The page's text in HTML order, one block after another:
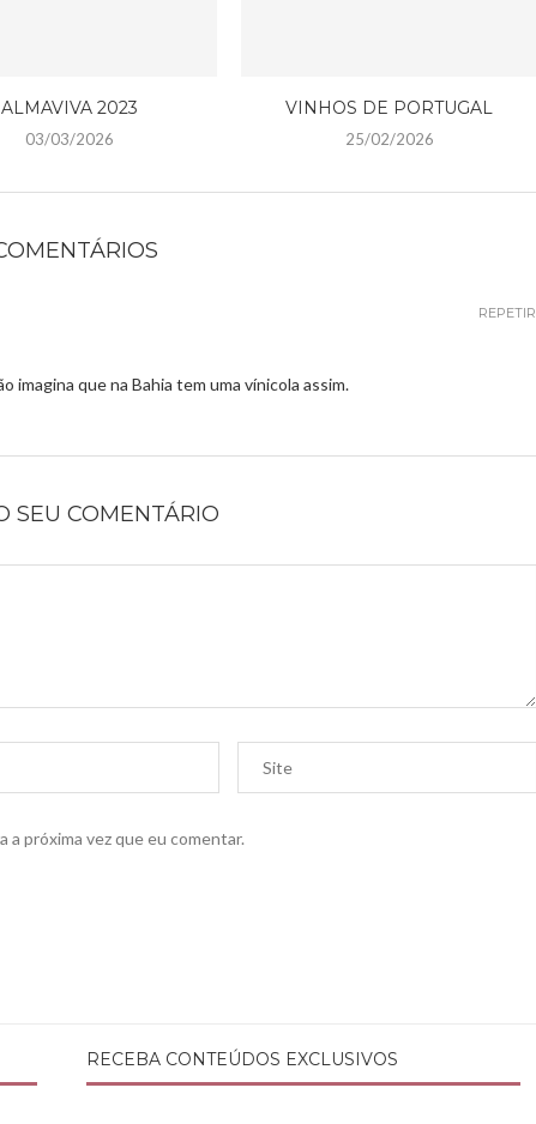
ALMAVIVA 2023
03/03/2026
VINHOS DE PORTUGAL
25/02/2026
imagina que na Bahia tem uma vínicola assim.
REPETIR
SEU COMENTÁRIO
a próxima vez que eu comentar.
RECEBA CONTEÚDOS EXCLUSIVOS